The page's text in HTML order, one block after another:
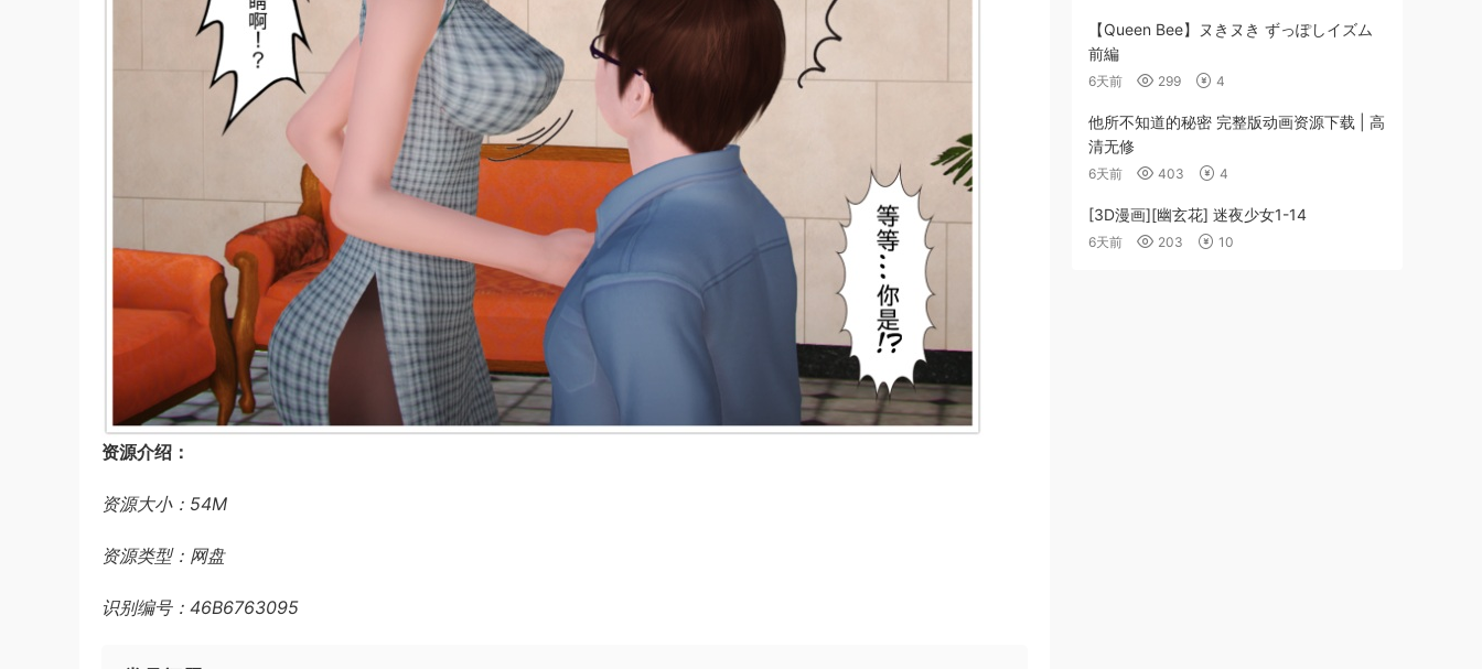
资源介绍：
资源大小：54M
资源类型：网盘
识别编号：46B6763095
【Queen Bee】ヌきヌき ずっぽしイズム
前編
6天前 299 4
他所不知道的秘密 完整版动画资源下载 | 高
清无修
6天前 403 4
[3D漫画][幽玄花] 迷夜少女1-14
6天前 203 10